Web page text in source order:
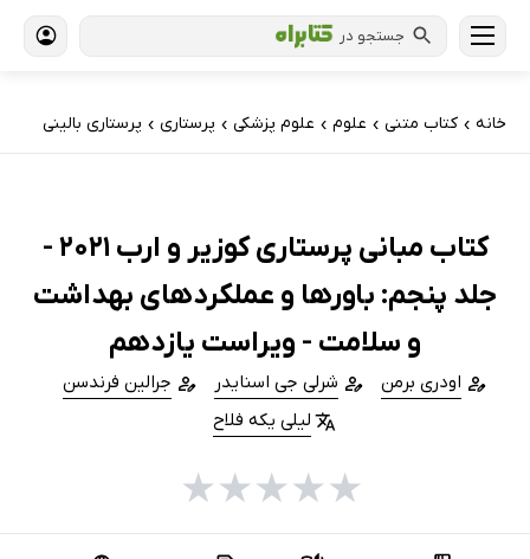
جستجو در
خانه › کتاب‌ متنی › علوم › علوم پزشکی › پرستاری › پرستاری بالینی
کتاب مبانی پرستاری کوزیر و ارب 2021 -
جلد پنجم: باورها و عملکردهای بهداشت
و سلامت - ویراست یازدهم
اودری برمن شرلی جی اسنایدر
جرالین فرندسن
لیلی یکه فلاح
★
★
★
★
★